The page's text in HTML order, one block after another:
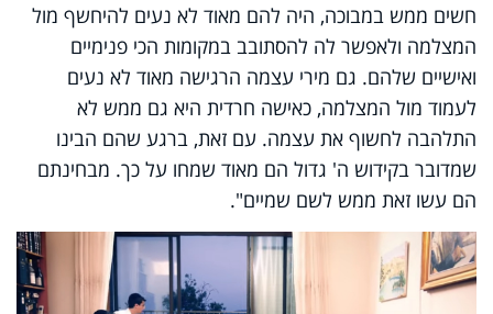
חשים ממש במבוכה, היה להם מאוד לא נעים להיחשף מול
המצלמה ולאפשר לה להסתובב במקומות הכי פנימיים
ואישיים שלהם. גם מירי עצמה הרגישה מאוד לא נעים
לעמוד מול המצלמה, כאישה חרדית היא גם ממש לא
התלהבה לחשוף את עצמה. עם זאת, ברגע שהם הבינו
שמדובר בקידוש ה' גדול הם מאוד שמחו על כך. מבחינתם
הם עשו זאת ממש לשם שמיים".